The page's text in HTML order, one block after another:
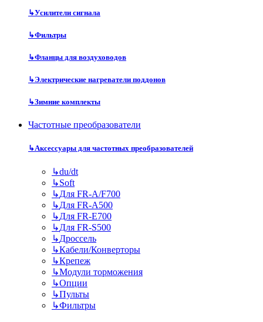
↳Усилители сигнала
↳Фильтры
↳Фланцы для воздуховодов
↳Электрические нагреватели поддонов
↳Зимние комплекты
Частотные преобразователи
↳Аксессуары для частотных преобразователей
↳du/dt
↳Soft
↳Для FR-A/F700
↳Для FR-A500
↳Для FR-E700
↳Для FR-S500
↳Дроссель
↳Кабели/Конверторы
↳Крепеж
↳Модули торможения
↳Опции
↳Пульты
↳Фильтры